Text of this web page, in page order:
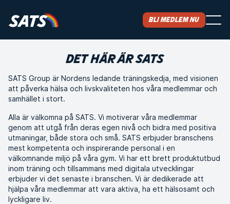
Bli medlem nu
DET HÄR ÄR SATS
SATS Group är Nordens ledande träningskedja, med visionen
att påverka hälsa och livskvaliteten hos våra medlemmar och
samhället i stort.
Alla är välkomna på SATS. Vi motiverar våra medlemmar
genom att utgå från deras egen nivå och bidra med positiva
utmaningar, både stora och små. SATS erbjuder branschens
mest kompetenta och inspirerande personal i en
välkomnande miljö på våra gym. Vi har ett brett produktutbud
inom träning och tillsammans med digitala utvecklingar
erbjuder vi det senaste i branschen. Vi är dedikerade att
hjälpa våra medlemmar att vara aktiva, ha ett hälsosamt och
lyckligare liv.